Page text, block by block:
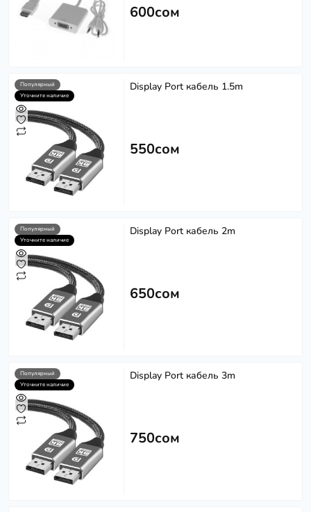
600сом
Популярный
Уточните наличие
Display Port кабель 1.5m
550сом
Популярный
Уточните наличие
Display Port кабель 2m
650сом
Популярный
Уточните наличие
Display Port кабель 3m
750сом